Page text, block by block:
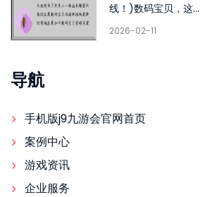
线！)数码宝贝，这...
2026-02-11
导航
手机版j9九游会官网首页
案例中心
游戏资讯
企业服务